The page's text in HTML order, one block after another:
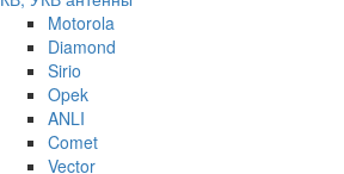
Motorola
Diamond
Sirio
Opek
ANLI
Comet
Vector